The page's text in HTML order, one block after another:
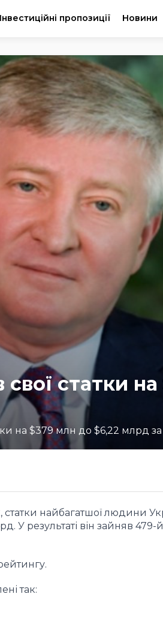
Інвестиційні пропозиції Новини
статки
на $379 млн до $6,22 млрд за
найбагатшої людини
У результаті він зайняв
так: